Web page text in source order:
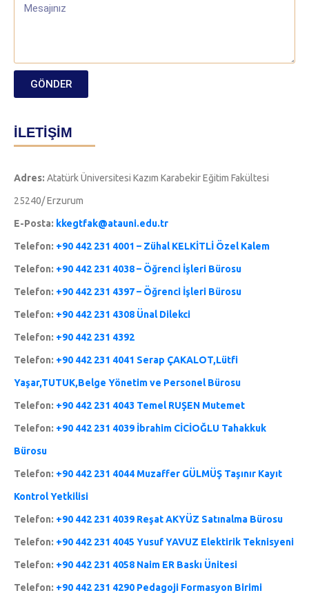
GÖNDER
İLETİŞİM
Adres: Atatürk Üniversitesi Kazım Karabekir Eğitim Fakültesi
25240/ Erzurum
E-Posta: kkegtfak@atauni.edu.tr
Telefon: +90 442 231 4001 – Zühal KELKİTLİ Özel Kalem
Telefon: +90 442 231 4038 – Öğrenci İşleri Bürosu
Telefon: +90 442 231 4397 – Öğrenci İşleri Bürosu
Telefon: +90 442 231 4308 Ünal Dilekci
Telefon: +90 442 231 4392
Telefon: +90 442 231 4041 Serap ÇAKALOT,Lütfi
Yaşar,TUTUK,Belge Yönetim ve Personel Bürosu
Telefon: +90 442 231 4043 Temel RUŞEN Mutemet
Telefon: +90 442 231 4039 İbrahim CİCİOĞLU Tahakkuk
Bürosu
Telefon: +90 442 231 4044 Muzaffer GÜLMÜŞ Taşınır Kayıt
Kontrol Yetkilisi
Telefon: +90 442 231 4039 Reşat AKYÜZ Satınalma Bürosu
Telefon: +90 442 231 4045 Yusuf YAVUZ Elektirik Teknisyeni
Telefon: +90 442 231 4058 Naim ER Baskı Ünitesi
Telefon: +90 442 231 4290 Pedagoji Formasyon Birimi